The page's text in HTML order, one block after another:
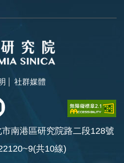
社群媒體
南港區研究院路二段128號
共10線)